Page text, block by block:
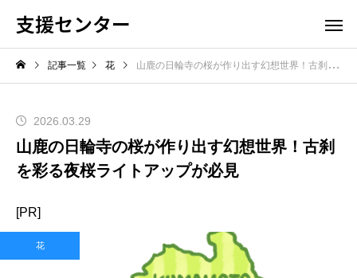
支援センター
記事一覧 花 山鹿の日輪寺の桜が作り出す幻想世界！古刹を彩る夜桜ライトアップが必見
2026.03.29
山鹿の日輪寺の桜が作り出す幻想世界！古刹
を彩る夜桜ライトアップが必見
[PR]
花